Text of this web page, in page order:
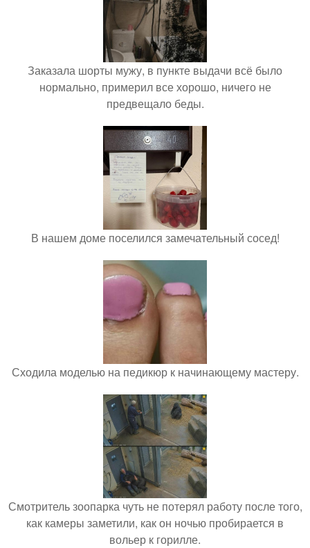
Заказала шорты мужу, в пункте выдачи всё было
нормально, примерил все хорошо, ничего не
предвещало беды.
В нашем доме поселился замечательный сосед!
Сходила моделью на педикюр к начинающему мастеру.
Смотритель зоопарка чуть не потерял работу после того,
как камеры заметили, как он ночью пробирается в
вольер к горилле.